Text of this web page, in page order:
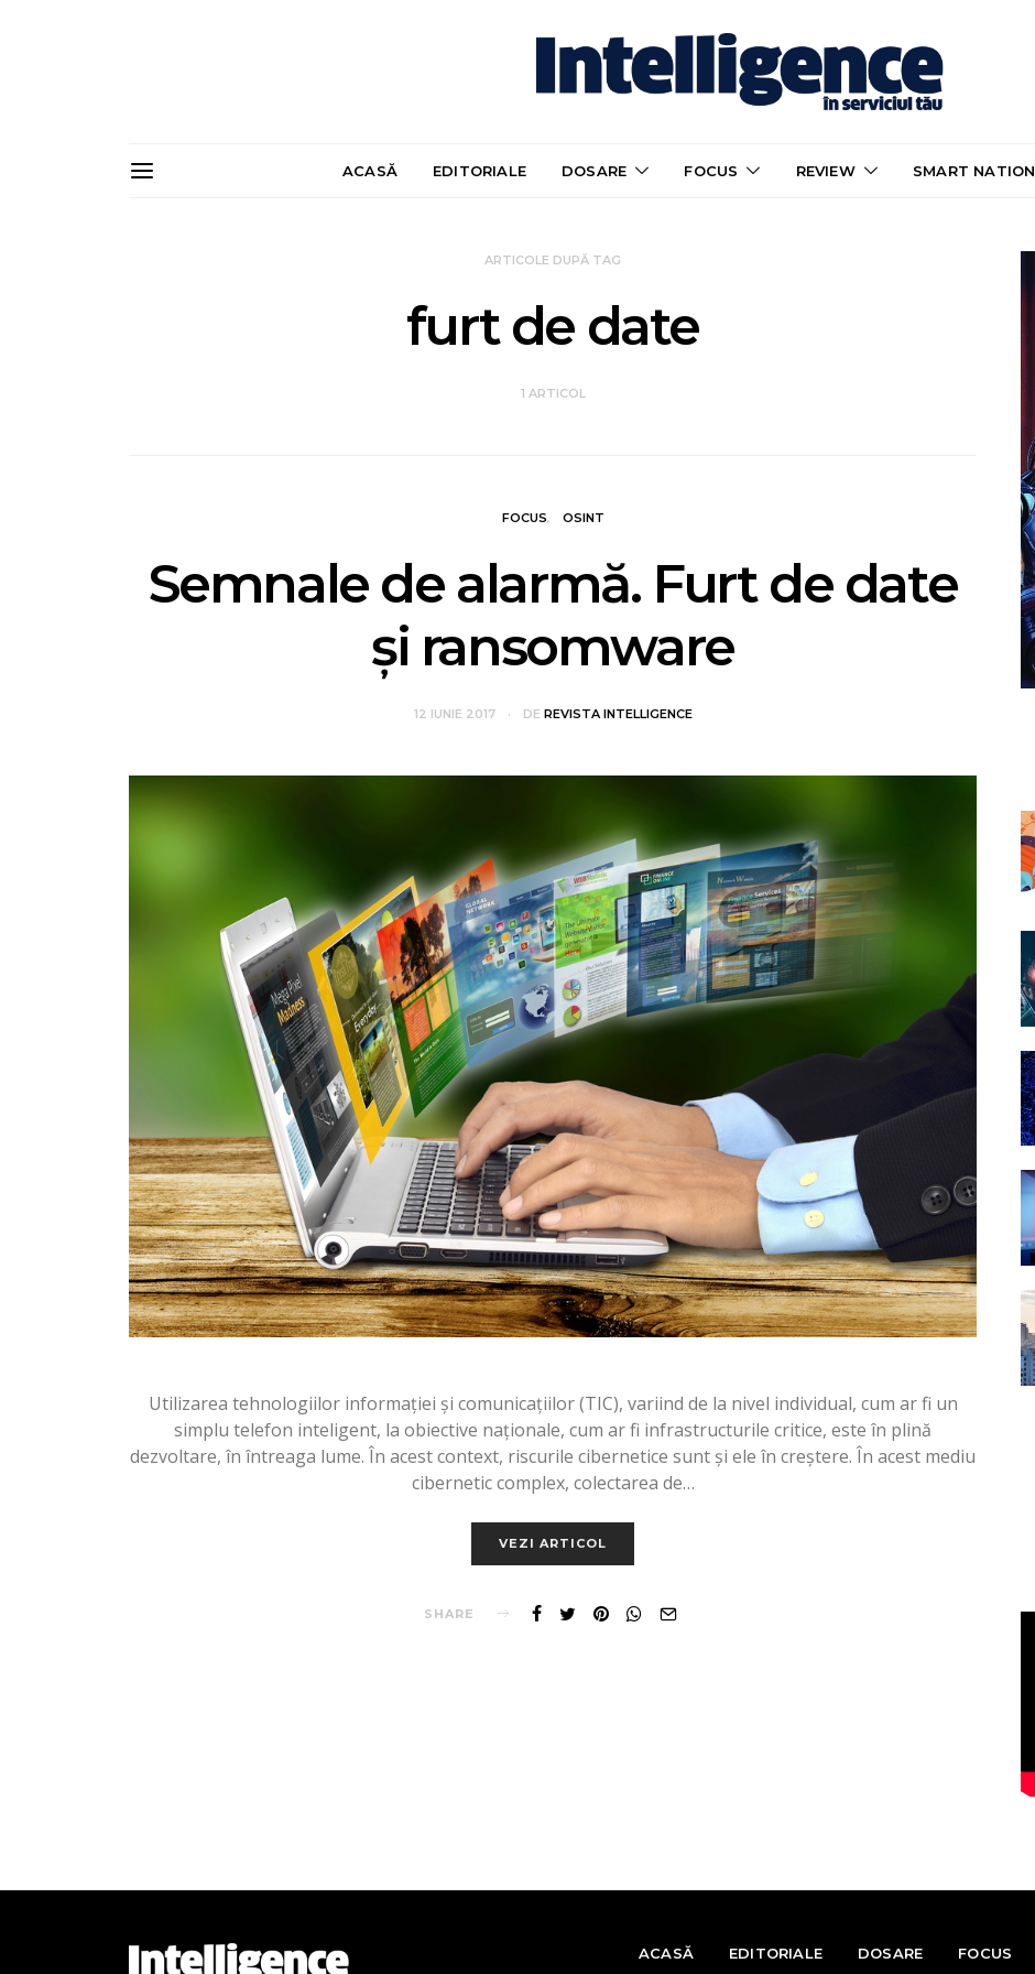
ACASĂ EDITORIALE DOSARE FOCUS REVIEW SMART NATION
ARTICOLE DUPĂ TAG
furt de date
1 ARTICOL
FOCUS OSINT
Semnale de alarmă. Furt de date
şi ransomware
12 IUNIE 2017 DE REVISTA INTELLIGENCE
Utilizarea tehnologiilor informaţiei și comunicaţiilor (TIC), variind de la nivel individual, cum ar fi un
simplu telefon inteligent, la obiective naţionale, cum ar fi infrastructurile critice, este în plină
dezvoltare, în întreaga lume. În acest context, riscurile cibernetice sunt şi ele în creştere. În acest mediu
cibernetic complex, colectarea de…
VEZI ARTICOL
SHARE
ACASĂ EDITORIALE DOSARE FOCUS